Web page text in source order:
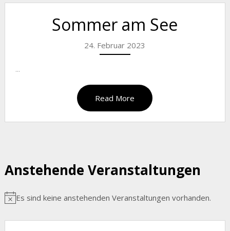
Sommer am See
24. Februar 2023
...
Read More
Anstehende Veranstaltungen
Hinweis
Es sind keine anstehenden Veranstaltungen vorhanden.